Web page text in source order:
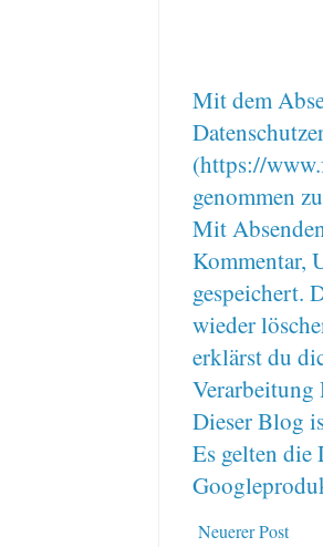
Mit dem
(https://
genommen
Mit
Kommentar,
gespeichert.
wieder
erklärst du
Verarbeitung
Dieser Blog
Es gelten
Neuerer Post